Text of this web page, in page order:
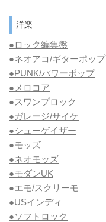
洋楽
●ロック編集盤
●ネオアコ/ギターポップ
●PUNK/パワーポップ
●メロコア
●スワンプロック
●ガレージ/サイケ
●シューゲイザー
●モッズ
●ネオモッズ
●モダンUK
●エモ/スクリーモ
●USインディ
●ソフトロック